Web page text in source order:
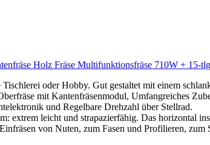
Holz Fräse Multifunktionsfräse 710W + 15-
oder Hobby. Gut gestaltet mit einem
mit Kantenfräsenmodul, Umfangreiches
und Regelbare Drehzahl über Stellrad.
extrem leicht und strapazierfähig. Das horizontal
von Nuten, zum Fasen und Profilieren,